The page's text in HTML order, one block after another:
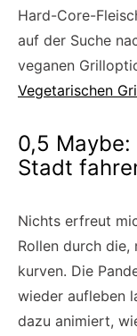
Hard-Core-
auf der Suche
veganen
Vegetarischen
0,5
Stadt
Nichts erfreut
Rollen durch
kurven. Die
wieder aufleben
dazu animiert,